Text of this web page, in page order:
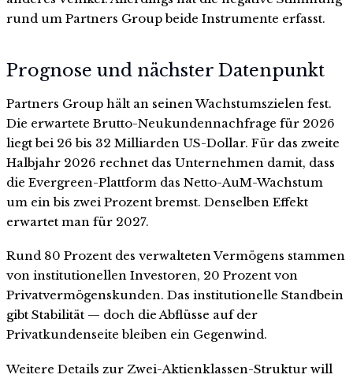
rund um Partners Group beide Instrumente erfasst.
Prognose und nächster Datenpunkt
Partners Group hält an seinen Wachstumszielen fest.
Die erwartete Brutto-Neukundennachfrage für 2026
liegt bei 26 bis 32 Milliarden US-Dollar. Für das zweite
Halbjahr 2026 rechnet das Unternehmen damit, dass
die Evergreen-Plattform das Netto-AuM-Wachstum
um ein bis zwei Prozent bremst. Denselben Effekt
erwartet man für 2027.
Rund 80 Prozent des verwalteten Vermögens stammen
von institutionellen Investoren, 20 Prozent von
Privatvermögenskunden. Das institutionelle Standbein
gibt Stabilität — doch die Abflüsse auf der
Privatkundenseite bleiben ein Gegenwind.
Weitere Details zur Zwei-Aktienklassen-Struktur will